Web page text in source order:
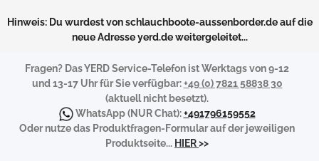
Hinweis: Du wurdest von schlauchboote-aussenborder.de auf die
neue Adresse yerd.de weitergeleitet...
Fragen? Das YERD Service-Telefon ist Werktags von 9-12
und 13-17 Uhr für Sie verfügbar:+49 (0) 7821 58838 30
(aktuell nicht besetzt).
WhatsApp(NUR Chat):+491796159552
Oder nutze das Produktfragen-Formular auf der jeweiligen
Produktseite... HIER>>